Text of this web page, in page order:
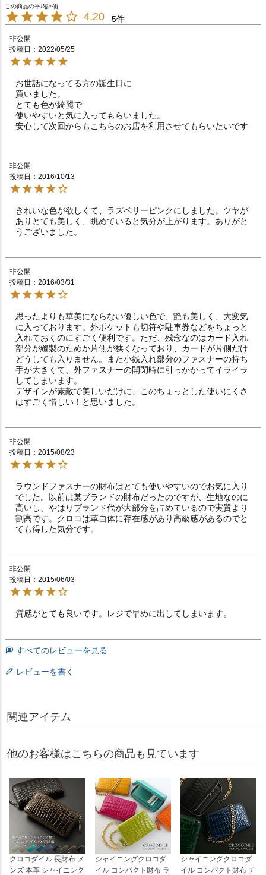
4.20 5
非公開
投稿日
2022/05/25
お世話になってる方の誕生日に
買いました。
とても色が綺麗で
使いやすいと気に入ってもらいました。
安心して次回からもこちらのお店を利用させてもらいたいです
非公開
投稿日
2016/10/13
きれいな色が欲しくて、ラズベリーピンクにしました。ツヤが
ありとても美しく、眺めていると気分が上がります。ありがと
うございました。
非公開
投稿日
2016/03/31
思ったよりも華美にならない優しい色で、艶も美しく、大変気
に入っております。外ポケットも切符や駐車券などをちょっと
入れておくのにすごく便利です。ただ、残念なのはカード入れ
部分が縫製のためか片側が狭くなっており、カードが片側だけ
どうしても入りません。また小銭入れ部分のファスナーの持ち
手が大きくて、外ファスナーの開閉時に引っかかってイライラ
してしまいます。
デザインが素敵で美しいだけに、このちょっとした使いにくさ
はすごく惜しい！と思いました。
非公開
投稿日
2015/08/23
ラウンドファスナーの財布はとても使いやすいのでお気に入り
でした。以前は某ブランドの財布だったのですが、生地なのに
高いし、やはりブランド代が大部分を占めているので実質より
割高です。クロコは革自体に存在感があり高級感があるのでと
ても得した気分です。
非公開
投稿日
2015/06/03
質感がとても良いです。レジで早めに出してしまいます。
すべてのレビューを見る
レビューを書く
関連アイテム
他のお客様はこちらの商品も見ています
クロコダイル 長財布 メ
ンズ 本革 シャイニング
シャイニングクロコダ
イル コンパクト財布 ラ
シャイニングクロコダ
イル コンパクト財布 チ